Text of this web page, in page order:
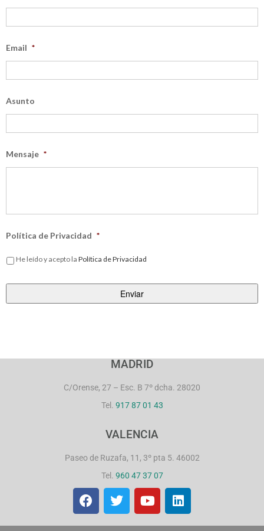
Email *
Asunto
Mensaje *
Política de Privacidad *
He leído y acepto la Política de Privacidad
MADRID
C/Orense, 27 – Esc. B 7º dcha. 28020
Tel. 917 87 01 43
VALENCIA
Paseo de Ruzafa, 11, 3º pta 5. 46002
Tel. 960 47 37 07